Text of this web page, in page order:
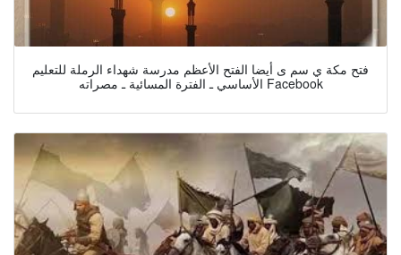
فتح مكة ي سم ى أيضا الفتح الأعظم مدرسة شهداء الرملة للتعليم
الأساسي ـ الفترة المسائية ـ مصراته Facebook